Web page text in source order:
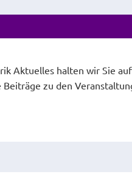
Aktuelles halten wir Sie
Beiträge zu den